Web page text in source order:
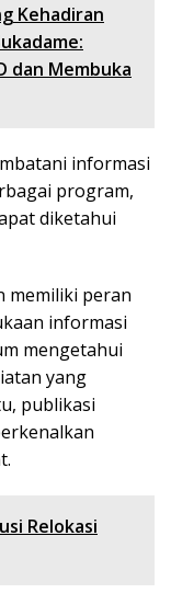
Kehadiran
dan Membuka
informasi
program,
diketahui
memiliki peran
informasi
mengetahui
yang
publikasi
Relokasi